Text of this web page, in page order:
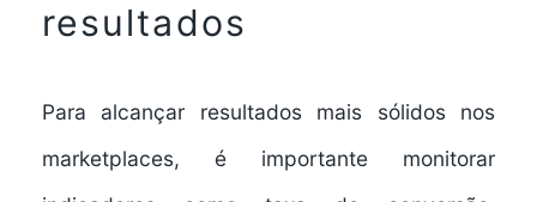
resultados
Para alcançar resultados mais sólidos nos
marketplaces, é importante monitorar